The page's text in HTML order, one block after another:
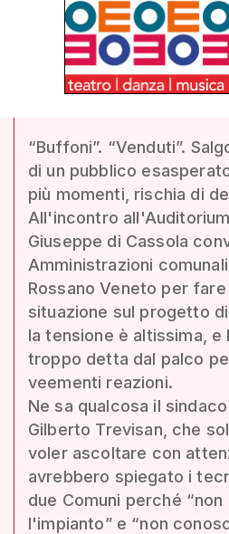
“Buffoni”. “Venduti”.
di un pubblico
più momenti, rischia di
All'incontro
Giuseppe di Cassola
Amministrazioni
Rossano Veneto per
situazione sul progetto
la tensione è altissima, e
troppo detta dal palco
veementi reazioni.
Ne sa qualcosa il
Gilberto Trevisan, che
voler ascoltare con
avrebbero spiegato i
due Comuni perché
l'impianto” e “non